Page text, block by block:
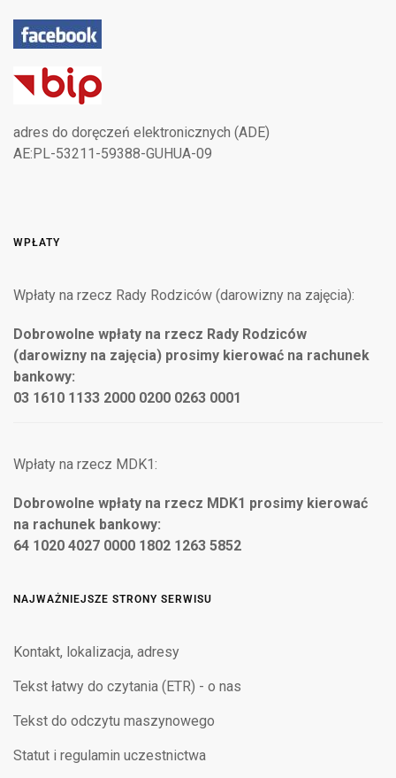
adres do doręczeń elektronicznych (ADE)
AE:PL-53211-59388-GUHUA-09
WPŁATY
Wpłaty na rzecz Rady Rodziców (darowizny na zajęcia):
Dobrowolne wpłaty na rzecz Rady Rodziców
(darowizny na zajęcia) prosimy kierować na rachunek
bankowy:
03 1610 1133 2000 0200 0263 0001
Wpłaty na rzecz MDK1:
Dobrowolne wpłaty na rzecz MDK1 prosimy kierować
na rachunek bankowy:
64 1020 4027 0000 1802 1263 5852
NAJWAŻNIEJSZE STRONY SERWISU
Kontakt, lokalizacja, adresy
Tekst łatwy do czytania (ETR) - o nas
Tekst do odczytu maszynowego
Statut i regulamin uczestnictwa